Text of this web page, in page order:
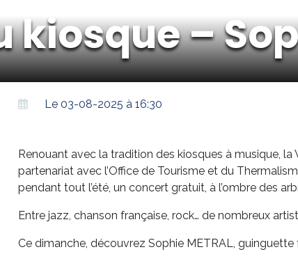
–
Le 03-08-2025 à 16:30
Renouant avec la tradition des kiosques à musique,
partenariat avec l’Office de Tourisme et du
pendant tout l’été, un concert gratuit, à l’ombre des
Entre jazz, chanson française, rock… de nombreux
Ce dimanche, découvrez Sophie METRAL, guinguette